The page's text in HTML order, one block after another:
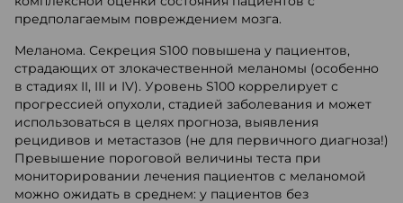
предполагаемым повреждением мозга.
Меланома. Секреция S100 повышена у пациентов,
страдающих от злокачественной меланомы (особенно
в стадиях II, III и IV). Уровень S100 коррелирует с
прогрессией опухоли, стадией заболевания и может
использоваться в целях прогноза, выявления
рецидивов и метастазов (не для первичного диагноза!)
Превышение пороговой величины теста при
мониторировании лечения пациентов с меланомой
можно ожидать в среднем: у пациентов без